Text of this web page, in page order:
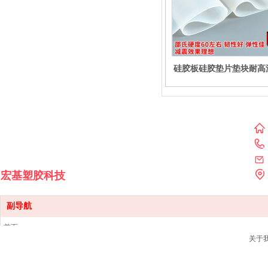
硅胶板硅胶垫片垫块耐高
副导航
首页
宏基塑胶科技
关于